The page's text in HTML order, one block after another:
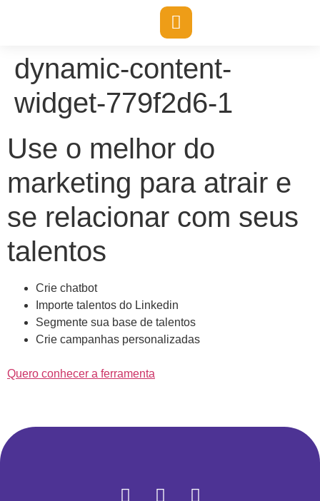
dynamic-content-
widget-779f2d6-1
Use o melhor do
marketing para atrair e
se relacionar com seus
talentos
Crie chatbot
Importe talentos do Linkedin
Segmente sua base de talentos
Crie campanhas personalizadas
Quero conhecer a ferramenta